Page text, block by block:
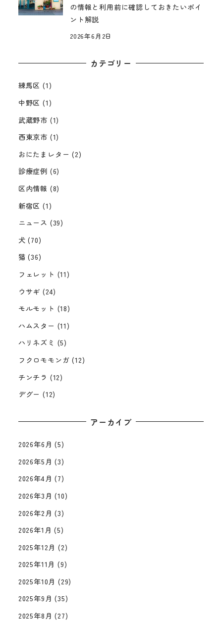
の情報と利用前に確認しておきたいポイ
ント解説
2026年6月2日
カテゴリー
練馬区 (1)
中野区 (1)
武蔵野市 (1)
西東京市 (1)
おにたまレター (2)
診療症例 (6)
区内情報 (8)
新宿区 (1)
ニュース (39)
犬 (70)
猫 (36)
フェレット (11)
ウサギ (24)
モルモット (18)
ハムスター (11)
ハリネズミ (5)
フクロモモンガ (12)
チンチラ (12)
デグー (12)
アーカイブ
2026年6月 (5)
2026年5月 (3)
2026年4月 (7)
2026年3月 (10)
2026年2月 (3)
2026年1月 (5)
2025年12月 (2)
2025年11月 (9)
2025年10月 (29)
2025年9月 (35)
2025年8月 (27)